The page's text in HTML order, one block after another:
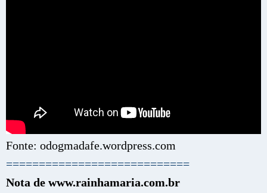
Fonte: odogmadafe.wordpress.com
============================
Nota de www.rainhamaria.com.br